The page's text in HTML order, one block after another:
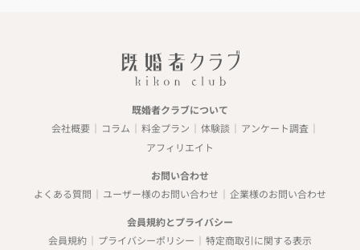
既婚者クラブについて
会社概要
コラム 料金プラン 体験談
アンケート調査
アフィリエイト
お問い合わせ
よくある質問
ユーザー様のお問い合わせ 企業様のお問い合わせ
会員規約とプライバシー
会員規約
プライバシーポリシー 特定商取引に関する表示